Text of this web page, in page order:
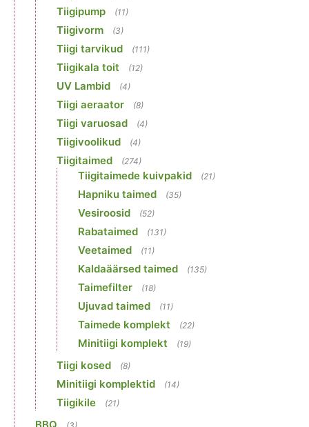
Tiigipump (11)
Tiigivorm (3)
Tiigi tarvikud (111)
Tiigikala toit (12)
UV Lambid (4)
Tiigi aeraator (8)
Tiigi varuosad (4)
Tiigivoolikud (4)
Tiigitaimed (274)
Tiigitaimede kuivpakid (21)
Hapniku taimed (35)
Vesiroosid (52)
Rabataimed (131)
Veetaimed (11)
Kaldaäärsed taimed (135)
Taimefilter (18)
Ujuvad taimed (11)
Taimede komplekt (22)
Minitiigi komplekt (19)
Tiigi kosed (8)
Minitiigi komplektid (14)
Tiigikile (21)